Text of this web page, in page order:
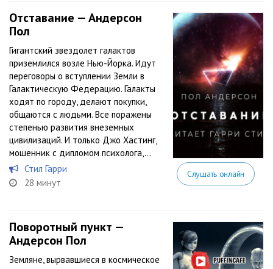
Отставание — Андерсон
Пол
Гигантский звездолет галактов
приземлился возле Нью-Йорка. Идут
переговоры о вступлении Земли в
Галактическую Федерацию. Галакты
ходят по городу, делают покупки,
общаются с людьми. Все поражены
степенью развития внеземных
цивилизаций. И только Джо Хастинг,
мошенник с дипломом психолога,...
Стил Гарри
28 минут
Слушать онлайн
Поворотный пункт —
Андерсон Пол
Земляне, вырвавшиеся в космическое